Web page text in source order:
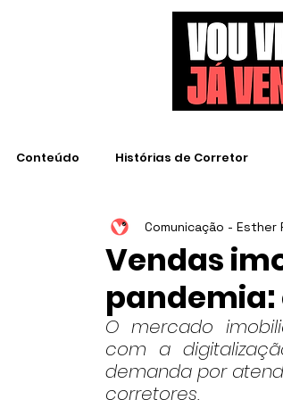
Conteúdo Histórias de Corretor
Empresas de Destaque
Vendas
pandemia:
Comunicação - Esther
O mercado
com a
demanda por
corretores.